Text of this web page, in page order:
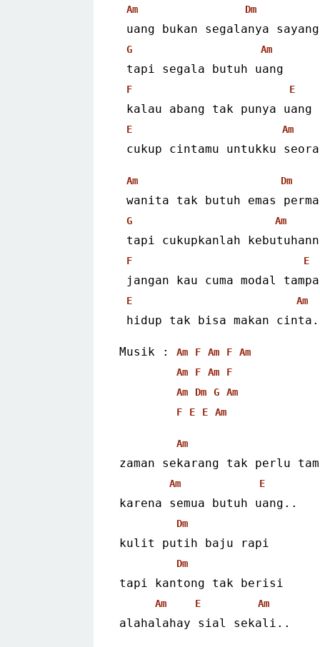
Am Dm
uang bukan segalanya
G Am
tapi segala butuh uang
F E
kalau abang tak punya uang
E Am
cukup cintamu untukku
Am Dm
wanita tak butuh emas
G Am
tapi cukupkanlah
F E
jangan kau cuma modal
E Am
hidup tak bisa makan
Musik : Am F Am F
Am
Am
F Am
F
Am
Dm G
Am
F
E E Am
Am
zaman sekarang tak perlu
Am E
karena semua butuh uang..
Dm
kulit putih baju rapi
Dm
tapi kantong tak berisi
Am E Am
alahalahay sial sekali..